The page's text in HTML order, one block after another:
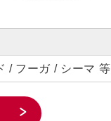
/ フーガ / シーマ 等